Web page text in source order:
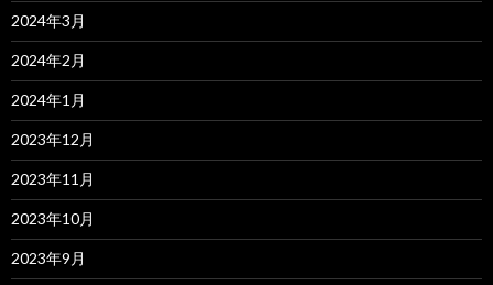
2024年3月
2024年2月
2024年1月
2023年12月
2023年11月
2023年10月
2023年9月